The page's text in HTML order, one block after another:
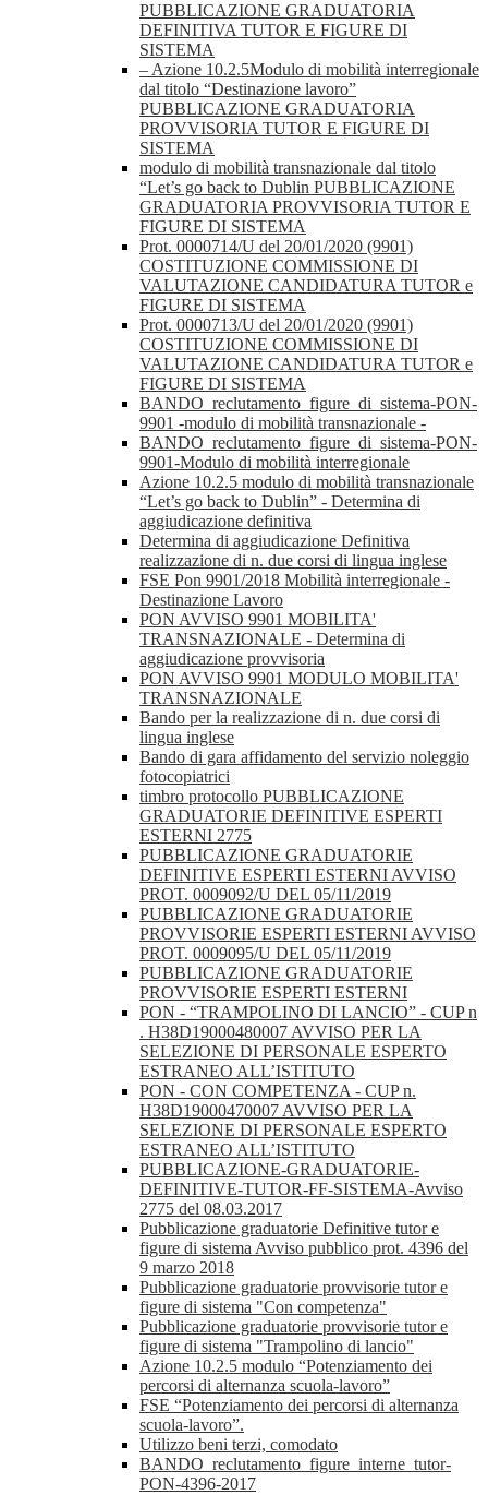
PUBBLICAZIONE GRADUATORIA
DEFINITIVA TUTOR E FIGURE DI
SISTEMA
– Azione 10.2.5Modulo di mobilità interregionale
dal titolo “Destinazione lavoro”
PUBBLICAZIONE GRADUATORIA
PROVVISORIA TUTOR E FIGURE DI
SISTEMA
modulo di mobilità transnazionale dal titolo
“Let’s go back to Dublin PUBBLICAZIONE
GRADUATORIA PROVVISORIA TUTOR E
FIGURE DI SISTEMA
Prot. 0000714/U del 20/01/2020 (9901)
COSTITUZIONE COMMISSIONE DI
VALUTAZIONE CANDIDATURA TUTOR e
FIGURE DI SISTEMA
Prot. 0000713/U del 20/01/2020 (9901)
COSTITUZIONE COMMISSIONE DI
VALUTAZIONE CANDIDATURA TUTOR e
FIGURE DI SISTEMA
BANDO_reclutamento_figure_di_sistema-PON-
9901 -modulo di mobilità transnazionale -
BANDO_reclutamento_figure_di_sistema-PON-
9901-Modulo di mobilità interregionale
Azione 10.2.5 modulo di mobilità transnazionale
“Let’s go back to Dublin” - Determina di
aggiudicazione definitiva
Determina di aggiudicazione Definitiva
realizzazione di n. due corsi di lingua inglese
FSE Pon 9901/2018 Mobilità interregionale -
Destinazione Lavoro
PON AVVISO 9901 MOBILITA'
TRANSNAZIONALE - Determina di
aggiudicazione provvisoria
PON AVVISO 9901 MODULO MOBILITA'
TRANSNAZIONALE
Bando per la realizzazione di n. due corsi di
lingua inglese
Bando di gara affidamento del servizio noleggio
fotocopiatrici
timbro protocollo PUBBLICAZIONE
GRADUATORIE DEFINITIVE ESPERTI
ESTERNI 2775
PUBBLICAZIONE GRADUATORIE
DEFINITIVE ESPERTI ESTERNI AVVISO
PROT. 0009092/U DEL 05/11/2019
PUBBLICAZIONE GRADUATORIE
PROVVISORIE ESPERTI ESTERNI AVVISO
PROT. 0009095/U DEL 05/11/2019
PUBBLICAZIONE GRADUATORIE
PROVVISORIE ESPERTI ESTERNI
PON - “TRAMPOLINO DI LANCIO” - CUP n
. H38D19000480007 AVVISO PER LA
SELEZIONE DI PERSONALE ESPERTO
ESTRANEO ALL’ISTITUTO
PON - CON COMPETENZA - CUP n.
H38D19000470007 AVVISO PER LA
SELEZIONE DI PERSONALE ESPERTO
ESTRANEO ALL’ISTITUTO
PUBBLICAZIONE-GRADUATORIE-
DEFINITIVE-TUTOR-FF-SISTEMA-Avviso
2775 del 08.03.2017
Pubblicazione graduatorie Definitive tutor e
figure di sistema Avviso pubblico prot. 4396 del
9 marzo 2018
Pubblicazione graduatorie provvisorie tutor e
figure di sistema "Con competenza"
Pubblicazione graduatorie provvisorie tutor e
figure di sistema "Trampolino di lancio"
Azione 10.2.5 modulo “Potenziamento dei
percorsi di alternanza scuola-lavoro”
FSE “Potenziamento dei percorsi di alternanza
scuola-lavoro”.
Utilizzo beni terzi, comodato
BANDO_reclutamento_figure_interne_tutor-
PON-4396-2017